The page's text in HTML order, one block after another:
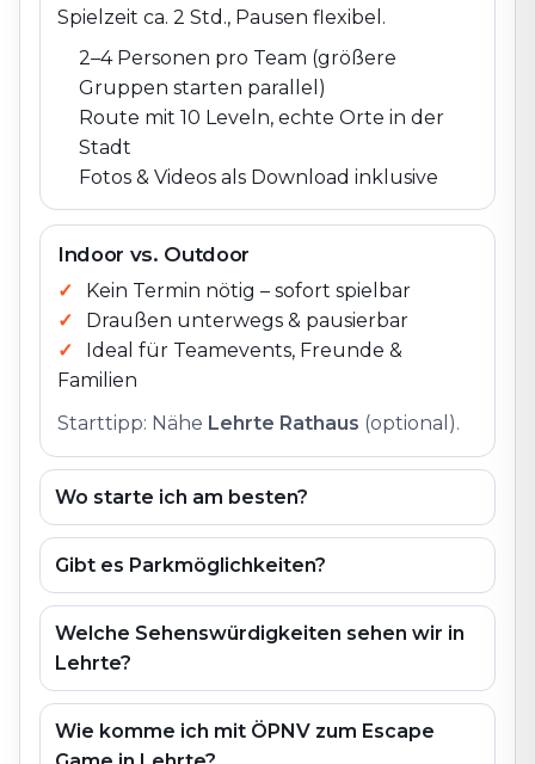
Spielzeit ca. 2 Std., Pausen flexibel.
2–4 Personen pro Team (größere
Gruppen starten parallel)
Route mit 10 Leveln, echte Orte in der
Stadt
Fotos & Videos als Download inklusive
Indoor vs. Outdoor
Kein Termin nötig – sofort spielbar
Draußen unterwegs & pausierbar
Ideal für Teamevents, Freunde &
Familien
Starttipp: Nähe Lehrte Rathaus (optional).
Wo starte ich am besten?
Gibt es Parkmöglichkeiten?
Welche Sehenswürdigkeiten sehen wir in
Lehrte?
Wie komme ich mit ÖPNV zum Escape